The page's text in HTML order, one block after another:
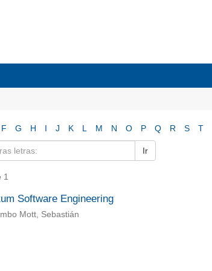
F G H I J K L M N O P Q R S T
Ir
1
Software Engineering
Mott, Sebastián